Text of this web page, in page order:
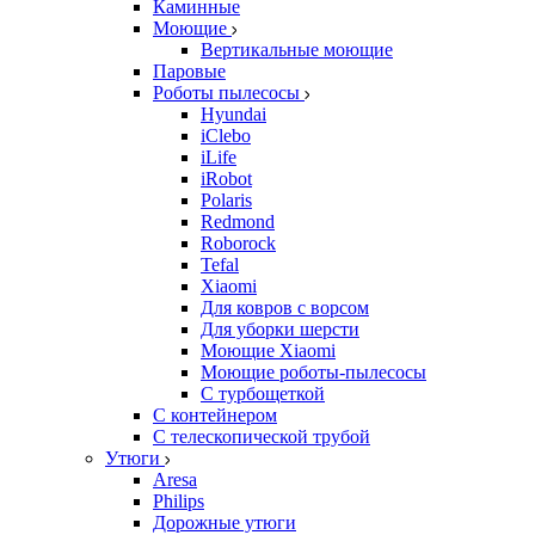
Каминные
Моющие
Вертикальные моющие
Паровые
Роботы пылесосы
Hyundai
iClebo
iLife
iRobot
Polaris
Redmond
Roborock
Tefal
Xiaomi
Для ковров с ворсом
Для уборки шерсти
Моющие Xiaomi
Моющие роботы-пылесосы
С турбощеткой
С контейнером
С телескопической трубой
Утюги
Aresa
Philips
Дорожные утюги